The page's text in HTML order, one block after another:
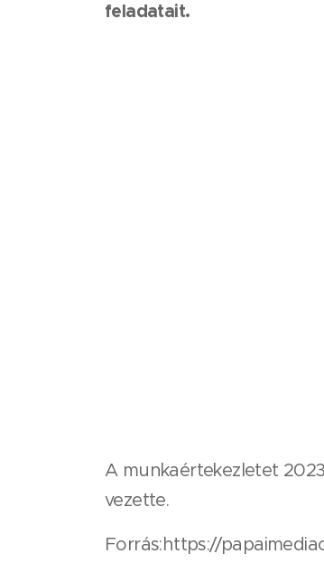
feladatait.
A munkaértekezletet
vezette.
Forrás:https://